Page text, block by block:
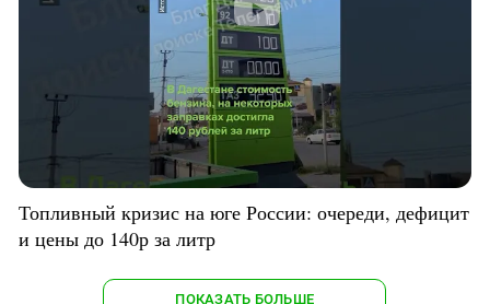
Топливный кризис на юге России: очереди, дефицит
и цены до 140р за литр
ПОКАЗАТЬ БОЛЬШЕ